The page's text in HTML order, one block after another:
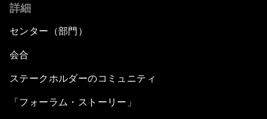
詳細
センター（部門）
会合
ステークホルダーのコミュニティ
「フォーラム・ストーリー」